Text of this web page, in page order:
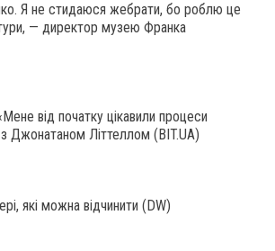
Я не стидаюся жебрати, бо роблю це
— директор музею Франка
від початку цікавили процеси
з Джонатаном Літтеллом (BIT.UA)
які можна відчинити (DW)